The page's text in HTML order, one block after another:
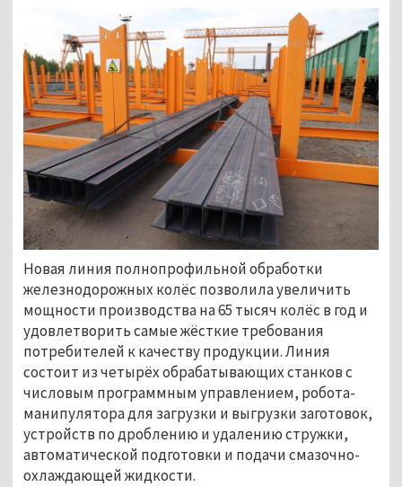
Новая линия полнопрофильной обработки
железнодорожных колёс позволила увеличить
мощности производства на 65 тысяч колёс в год и
удовлетворить самые жёсткие требования
потребителей к качеству продукции. Линия
состоит из четырёх обрабатывающих станков с
числовым программным управлением, робота-
манипулятора для загрузки и выгрузки заготовок,
устройств по дроблению и удалению стружки,
автоматической подготовки и подачи смазочно-
охлаждающей жидкости.